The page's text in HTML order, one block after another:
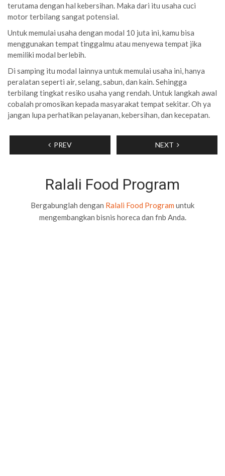
terutama dengan hal kebersihan. Maka dari itu usaha cuci
motor terbilang sangat potensial.
Untuk memulai usaha dengan modal 10 juta ini, kamu bisa
menggunakan tempat tinggalmu atau menyewa tempat jika
memiliki modal berlebih.
Di samping itu modal lainnya untuk memulai usaha ini, hanya
peralatan seperti air, selang, sabun, dan kain. Sehingga
terbilang tingkat resiko usaha yang rendah. Untuk langkah awal
cobalah promosikan kepada masyarakat tempat sekitar. Oh ya
jangan lupa perhatikan pelayanan, kebersihan, dan kecepatan.
PREV NEXT
Ralali Food Program
Bergabunglah dengan Ralali Food Program untuk
mengembangkan bisnis horeca dan fnb Anda.